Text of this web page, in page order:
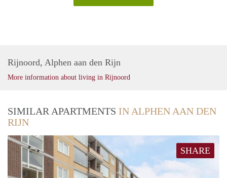
Rijnoord, Alphen aan den Rijn
More information about living in Rijnoord
SIMILAR APARTMENTS IN ALPHEN AAN DEN
RIJN
SHARE